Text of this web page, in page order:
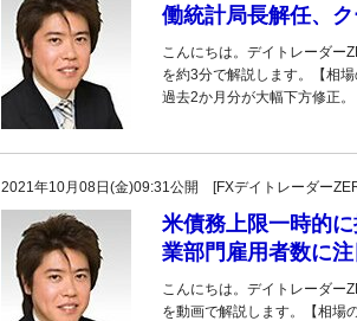
働統計局長解任、
こんにちは。デイトレーダー
を約3分で解説します。【相
過去2か月分が大幅下方修正
2021年10月08日(金)09:31公開 [FXデイトレーダー
米債務上限一時的
業部門雇用者数に注
こんにちは。デイトレーダー
を動画で解説します。【相場